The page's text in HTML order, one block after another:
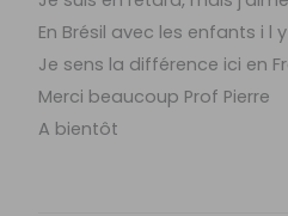
En Brésil avec les enfants i l
Je sens la différence ici en
Merci beaucoup Prof Pierre
A bientôt